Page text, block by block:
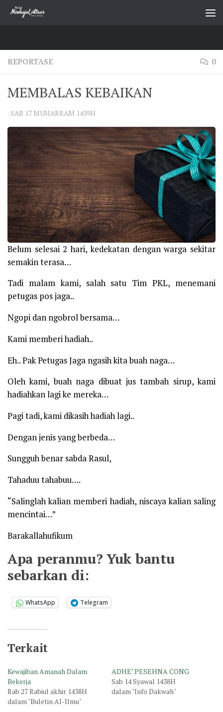
Skip to content
REPORTASE 0
MEMBALAS KEBAIKAN
· SAB 17 MUHARRAM 1439H
Belum selesai 2 hari, kedekatan dengan warga sekitar
semakin terasa…
Tadi malam kami, salah satu Tim PKL, menemani
petugas pos jaga..
Ngopi dan ngobrol bersama…
Kami memberi hadiah..
Eh.. Pak Petugas Jaga ngasih kita buah naga…
Oleh kami, buah naga dibuat jus tambah sirup, kami
hadiahkan lagi ke mereka…
Pagi tadi, kami dikasih hadiah lagi..
Dengan jenis yang berbeda…
Sungguh benar sabda Rasul,
Tahaduu tahabuu….
“Salinglah kalian memberi hadiah, niscaya kalian saling
mencintai…”
Barakallahufikum
Apa peranmu? Yuk bantu
sebarkan di:
WhatsApp Telegram
Terkait
Kewajiban Amanah Dalam
Bekerja
Rab 27 Rabiul akhir 1438H
dalam "Buletin Al-Ilmu"
ADHE’ PESEHNA CONG
Sab 14 Syawal 1438H
dalam "Info Dakwah"